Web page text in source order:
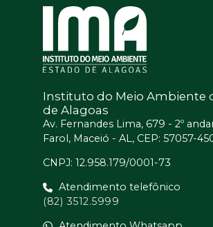
Instituto do Meio Ambiente
de Alagoas
Av. Fernandes Lima, 679 - 2º
Farol, Maceió - AL, CEP: 57057-
CNPJ: 12.958.179/0001-73
Atendimento telefônico
(82) 3512.5999